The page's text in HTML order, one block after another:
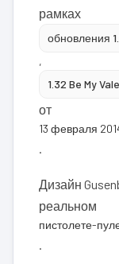
рамках
обновления
,
1.32 Be My
от
13 февраля
Дизайн
реальном
пистолете-